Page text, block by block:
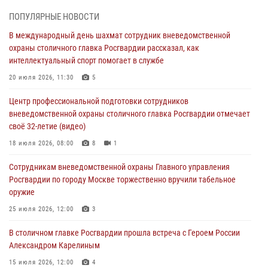
В Москве росгвардейцы задержали подозреваемого в нападении
на охранника торгового центра (видео)
04 августа 2026, 08:00
На востоке Москвы сотрудники Росгвардии задержали мужчину,
находящегося в федеральном розыске (видео)
03 августа 2026, 12:00
сломался автомобиль на проезжей части (Видео)
02 августа 2026, 10:00
На Поклонной горе росгвардейцы познакомили школьников из
6
ПОПУЛЯРНЫЕ НОВОСТИ
В международный день шахмат сотрудник вневедомственной
охраны столичного главка Росгвардии рассказал, как
интеллектуальный спорт помогает в службе
20 июля 2026, 11:30 5
Центр профессиональной подготовки сотрудников
вневедомственной охраны столичного главка Росгвардии отмечает
своё 32-летие (видео)
18 июля 2026, 08:00 8 1
Сотрудникам вневедомственной охраны Главного управления
Росгвардии по городу Москве торжественно вручили табельное
оружие
25 июля 2026, 12:00 3
В столичном главке Росгвардии прошла встреча с Героем России
Александром Карелиным
15 июля 2026, 12:00 4